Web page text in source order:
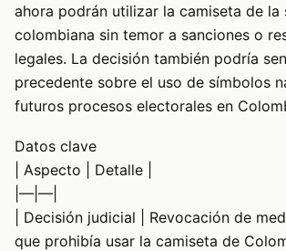
ahora podrán utilizar la camiseta de la
colombiana sin temor a sanciones o
legales. La decisión también podría
precedente sobre el uso de símbolos
futuros procesos electorales en
Datos clave
| Aspecto | Detalle |
|—|—|
| Decisión judicial | Revocación de
que prohibía usar la camiseta de